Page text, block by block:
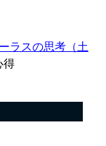
ラスの思考（土
得